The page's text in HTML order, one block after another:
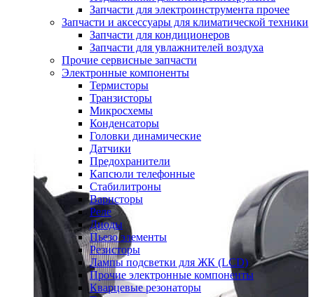
Запчасти для электроинструмента прочее
Запчасти и аксессуары для климатической техники
Запчасти для кондиционеров
Запчасти для увлажнителей воздуха
Прочие сервисные запчасти
Электронные компоненты
Термисторы
Транзисторы
Микросхемы
Конденсаторы
Головки динамические
Датчики
Предохранители
Капсюли телефонные
Стабилитроны
Варисторы
Реле
Диоды
Пьезо элементы
Резисторы
Лампы подсветки для ЖК (LCD)
Прочие электронные компоненты
Кварцевые резонаторы